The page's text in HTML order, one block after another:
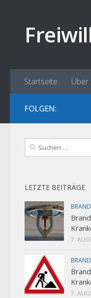
Startseite Über
FOLGEN:
Suchen
nach:
LETZTE BEITRÄGE
7.
7.